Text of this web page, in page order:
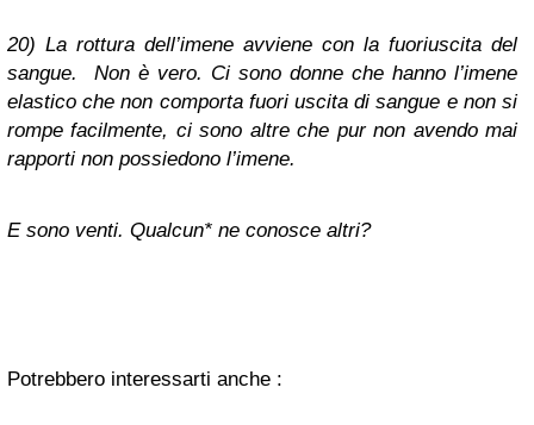
20) La rottura dell’imene avviene con la fuoriuscita del
sangue. Non è vero. Ci sono donne che hanno l’imene
elastico che non comporta fuori uscita di sangue e non si
rompe facilmente, ci sono altre che pur non avendo mai
rapporti non possiedono l’imene.
E sono venti. Qualcun* ne conosce altri?
Potrebbero interessarti anche :